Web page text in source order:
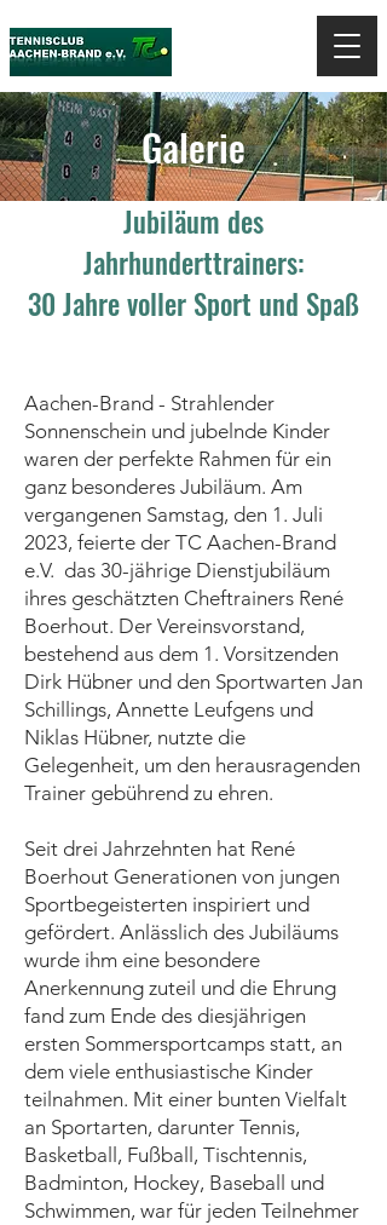
Galerie
Jubiläum des
Jahrhunderttrainers:
30 Jahre voller Sport und Spaß
Aachen-Brand - Strahlender
Sonnenschein und jubelnde Kinder
waren der perfekte Rahmen für ein
ganz besonderes Jubiläum. Am
vergangenen Samstag, den 1. Juli
2023, feierte der TC Aachen-Brand
e.V. das 30-jährige Dienstjubiläum
ihres geschätzten Cheftrainers René
Boerhout. Der Vereinsvorstand,
bestehend aus dem 1. Vorsitzenden
Dirk Hübner und den Sportwarten Jan
Schillings, Annette Leufgens und
Niklas Hübner, nutzte die
Gelegenheit, um den herausragenden
Trainer gebührend zu ehren.
Seit drei Jahrzehnten hat René
Boerhout Generationen von jungen
Sportbegeisterten inspiriert und
gefördert. Anlässlich des Jubiläums
wurde ihm eine besondere
Anerkennung zuteil und die Ehrung
fand zum Ende des diesjährigen
ersten Sommersportcamps statt, an
dem viele enthusiastische Kinder
teilnahmen. Mit einer bunten Vielfalt
an Sportarten, darunter Tennis,
Basketball, Fußball, Tischtennis,
Badminton, Hockey, Baseball und
Schwimmen, war für jeden Teilnehmer